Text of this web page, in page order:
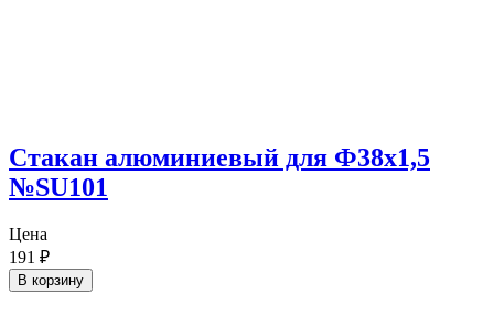
Cтакан алюминиевый для Ф38х1,5
№SU101
Цена
191 ₽
В корзину